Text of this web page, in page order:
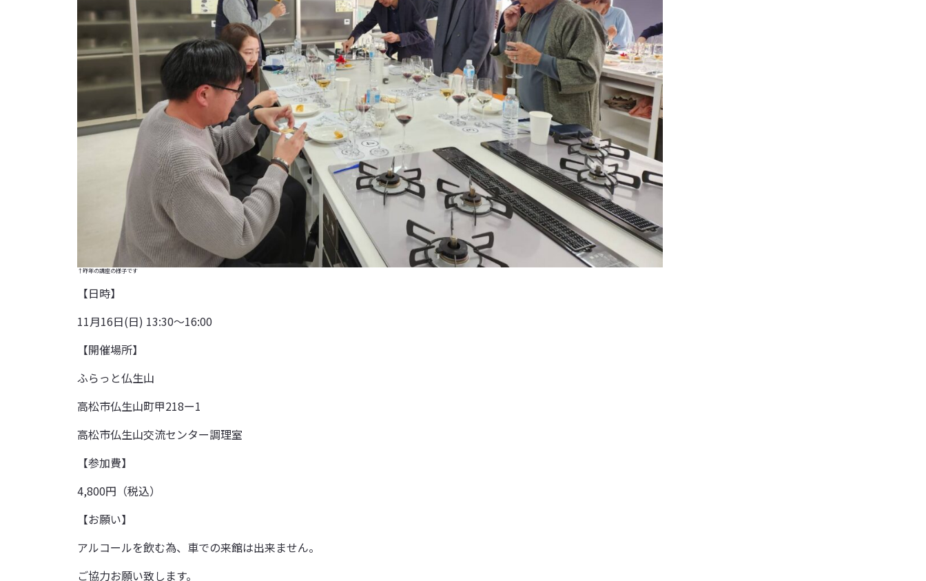
↑昨年の講座の様子です
【日時】
11月16日(日) 13:30～16:00
【開催場所】
ふらっと仏生山
高松市仏生山町甲218ー1
高松市仏生山交流センター調理室
【参加費】
4,800円（税込）
【お願い】
アルコールを飲む為、車での来館は出来ません。
ご協力お願い致します。